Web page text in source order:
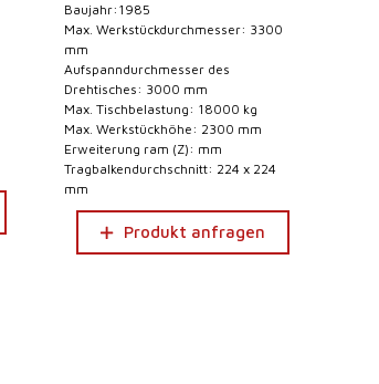
Baujahr:1985
Max. Werkstückdurchmesser: 3300
mm
Aufspanndurchmesser des
Drehtisches: 3000 mm
Max. Tischbelastung: 18000 kg
Max. Werkstückhöhe: 2300 mm
Erweiterung ram (Z): mm
Tragbalkendurchschnitt: 224 x 224
mm
Produkt anfragen